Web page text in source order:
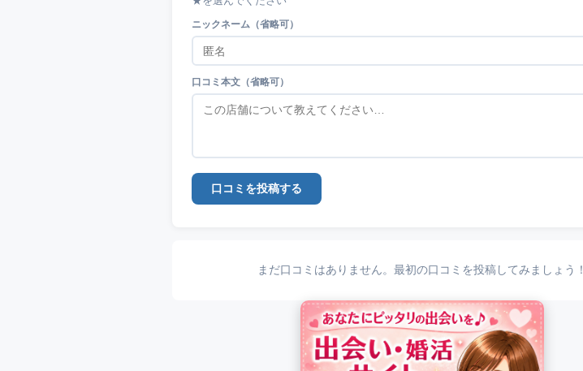
ニックネーム（省略可）
口コミ本文（省略可）
口コミを投稿する
まだ口コミはありません。最初の口コミを投稿してみましょう！